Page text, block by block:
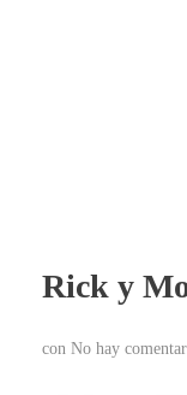
Rick y
con No hay